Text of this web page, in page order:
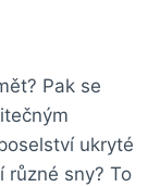
Pak se
ukryté
různé sny? To